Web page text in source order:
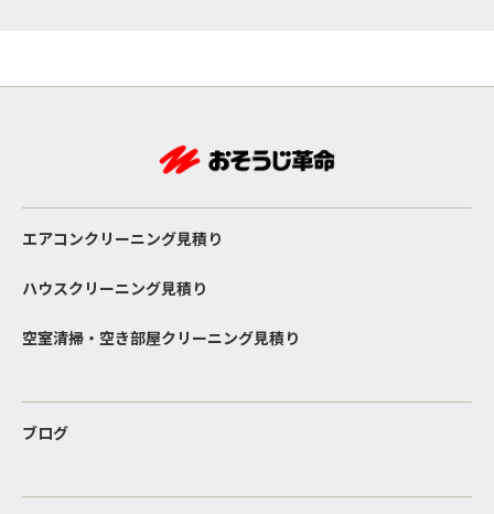
エアコンクリーニング見積り
ハウスクリーニング見積り
空室清掃・空き部屋クリーニング見積り
ブログ